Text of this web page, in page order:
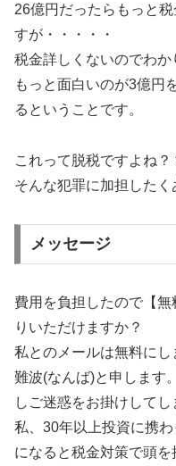
26億円だったらもっと
すが・・・・・
税金詳しくないのでわか
もっと面白いのが3億円
るということです。
これって脱税ですよね？
そんな犯罪に加担したく
メッセージ
費用を負担したので【
りいただけますか？
私とのメールは無料にし
難波(なんば)と申します
しご迷惑をお掛けしてし
私、30年以上投資に携
になると税金対策で頭を